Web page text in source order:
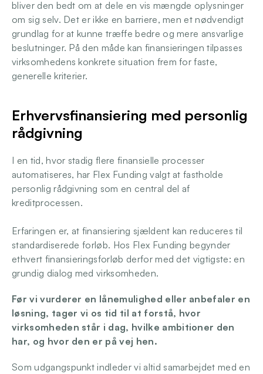
bliver den bedt om at dele en vis mængde oplysninger
om sig selv. Det er ikke en barriere, men et nødvendigt
grundlag for at kunne træffe bedre og mere ansvarlige
beslutninger. På den måde kan finansieringen tilpasses
virksomhedens konkrete situation frem for faste,
generelle kriterier.
Erhvervsfinansiering med personlig
rådgivning
I en tid, hvor stadig flere finansielle processer
automatiseres, har Flex Funding valgt at fastholde
personlig rådgivning som en central del af
kreditprocessen.
Erfaringen er, at finansiering sjældent kan reduceres til
standardiserede forløb. Hos Flex Funding begynder
ethvert finansieringsforløb derfor med det vigtigste: en
grundig dialog med virksomheden.
Før vi vurderer en lånemulighed eller anbefaler en
løsning, tager vi os tid til at forstå, hvor
virksomheden står i dag, hvilke ambitioner den
har, og hvor den er på vej hen.
Som udgangspunkt indleder vi altid samarbejdet med en